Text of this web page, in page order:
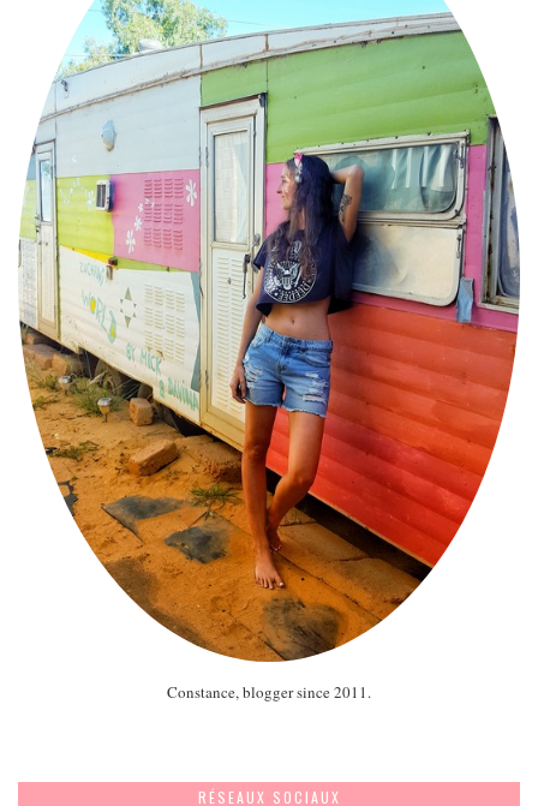
Constance, blogger since 2011.
RÉSEAUX SOCIAUX